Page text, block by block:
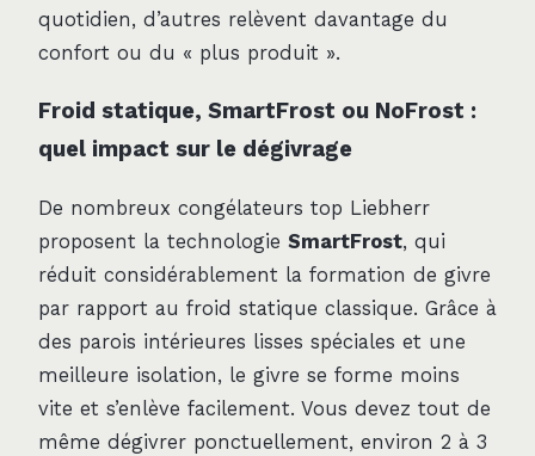
quotidien, d’autres relèvent davantage du
confort ou du « plus produit ».
Froid statique, SmartFrost ou NoFrost :
quel impact sur le dégivrage
De nombreux congélateurs top Liebherr
proposent la technologie SmartFrost, qui
réduit considérablement la formation de givre
par rapport au froid statique classique. Grâce à
des parois intérieures lisses spéciales et une
meilleure isolation, le givre se forme moins
vite et s’enlève facilement. Vous devez tout de
même dégivrer ponctuellement, environ 2 à 3